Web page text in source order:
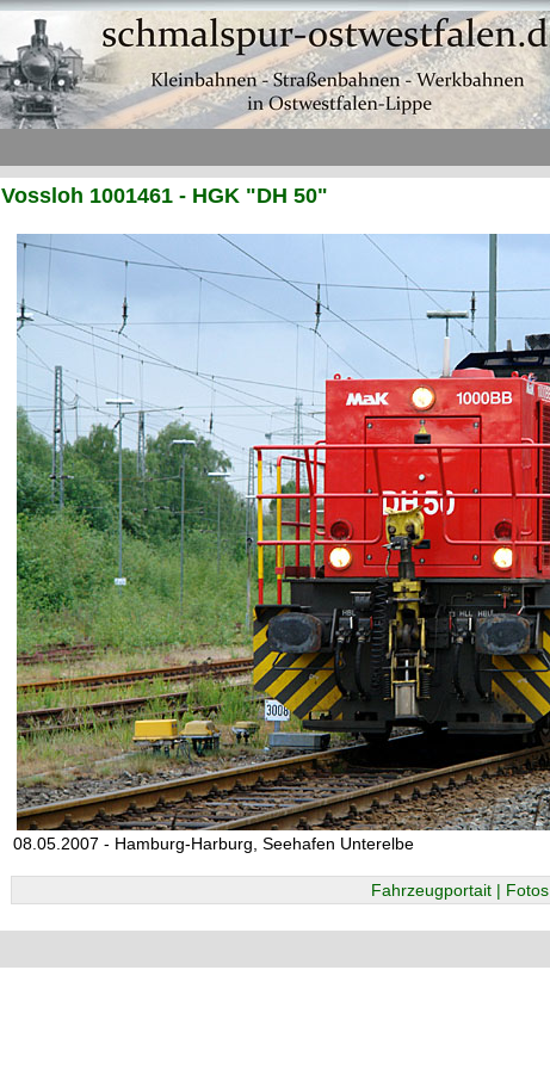
Vossloh 1001461 - HGK "DH 50"
08.05.2007 - Hamburg-Harburg, Seehafen Unterelbe
Fahrzeugportait | Fotos